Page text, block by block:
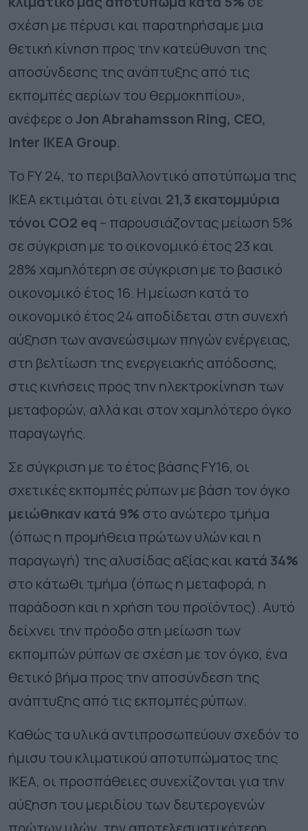
σχέση με πέρυσι και παρατηρήσαμε μια
θετική κίνηση προς την κατεύθυνση της
αποσύνδεσης της ανάπτυξης από τις
εκπομπές αερίων του θερμοκηπίου»,
ανέφερε οJon Abrahamsson Ring, CEO,
Inter IKEA Group.
Το FY24, το περιβαλλοντικό αποτύπωμα της
ΙΚΕΑ εκτιμάται ότι είναι 21,3 εκατομμύρια
τόνοι CO2 eq – παρουσιάζοντας μείωση 5%
σε σύγκριση με το οικονομικό έτος 23 και
28% χαμηλότερη σε σύγκριση με το βασικό
οικονομικό έτος 16. Η μείωση κατά το
οικονομικό έτος 24 αποδίδεται στη συνεχή
αύξηση των ανανεώσιμων πηγών ενέργειας,
στη βελτίωση της ενεργειακής απόδοσης,
στις κινήσεις προς την ηλεκτροκίνηση των
μεταφορών, αλλά και στον χαμηλότερο όγκο
παραγωγής.
Σε σύγκριση με το έτος βάσης FY16, οι
σχετικές εκπομπές ρύπων με βάση τον όγκο
μειώθηκαν κατά 9% στο ανώτερο τμήμα
(όπως η προμήθεια πρώτων υλών και η
παραγωγή) της αλυσίδας αξίας και κατά 34%
στο κάτωθι τμήμα (όπως η μεταφορά, η
παράδοση και η χρήση του προϊόντος). Αυτό
δείχνει την πρόοδο στη μείωση των
εκπομπών ρύπων σε σχέση με τον όγκο, ένα
θετικό βήμα προς την αποσύνδεση της
ανάπτυξης από τις εκπομπές ρύπων.
Καθώς τα υλικά αντιπροσωπεύουν σχεδόν το
ήμισυ του κλιματικού αποτυπώματος της
ΙΚΕΑ, οι προσπάθειες συνεχίζονται για την
αύξηση του μεριδίου των δευτερογενών